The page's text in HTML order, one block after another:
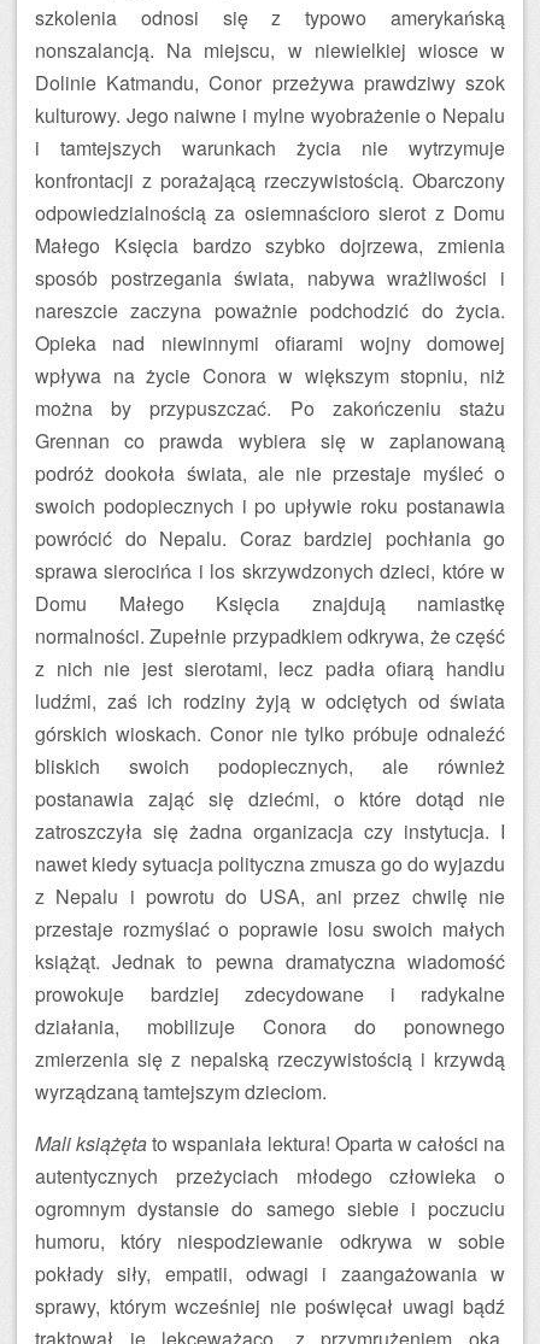
szkolenia odnosi się z typowo amerykańską
nonszalancją. Na miejscu, w niewielkiej wiosce w
Dolinie Katmandu, Conor przeżywa prawdziwy szok
kulturowy. Jego naiwne i mylne wyobrażenie o Nepalu
i tamtejszych warunkach życia nie wytrzymuje
konfrontacji z porażającą rzeczywistością. Obarczony
odpowiedzialnością za osiemnaścioro sierot z Domu
Małego Księcia bardzo szybko dojrzewa, zmienia
sposób postrzegania świata, nabywa wrażliwości i
nareszcie zaczyna poważnie podchodzić do życia.
Opieka nad niewinnymi ofiarami wojny domowej
wpływa na życie Conora w większym stopniu, niż
można by przypuszczać. Po zakończeniu stażu
Grennan co prawda wybiera się w zaplanowaną
podróż dookoła świata, ale nie przestaje myśleć o
swoich podopiecznych i po upływie roku postanawia
powrócić do Nepalu. Coraz bardziej pochłania go
sprawa sierocińca i los skrzywdzonych dzieci, które w
Domu Małego Księcia znajdują namiastkę
normalności. Zupełnie przypadkiem odkrywa, że część
z nich nie jest sierotami, lecz padła ofiarą handlu
ludźmi, zaś ich rodziny żyją w odciętych od świata
górskich wioskach. Conor nie tylko próbuje odnaleźć
bliskich swoich podopiecznych, ale również
postanawia zająć się dziećmi, o które dotąd nie
zatroszczyła się żadna organizacja czy instytucja. I
nawet kiedy sytuacja polityczna zmusza go do wyjazdu
z Nepalu i powrotu do USA, ani przez chwilę nie
przestaje rozmyślać o poprawie losu swoich małych
książąt. Jednak to pewna dramatyczna wiadomość
prowokuje bardziej zdecydowane i radykalne
działania, mobilizuje Conora do ponownego
zmierzenia się z nepalską rzeczywistością i krzywdą
wyrządzaną tamtejszym dzieciom.
Mali książętato wspaniała lektura! Oparta w całości na
autentycznych przeżyciach młodego człowieka o
ogromnym dystansie do samego siebie i poczuciu
humoru, który niespodziewanie odkrywa w sobie
pokłady siły, empatii, odwagi i zaangażowania w
sprawy, którym wcześniej nie poświęcał uwagi bądź